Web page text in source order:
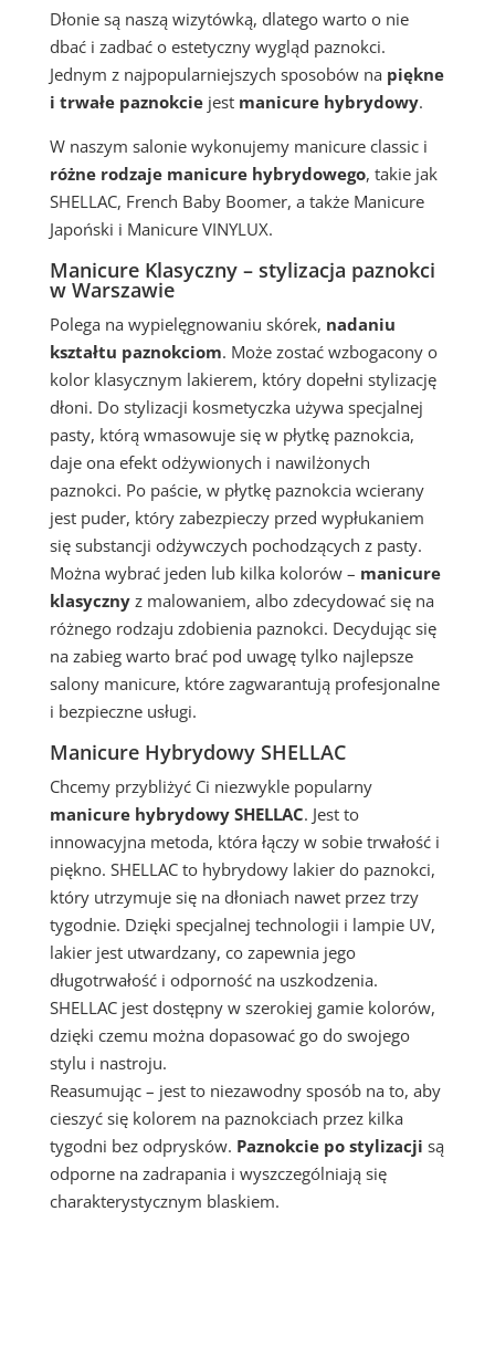
Dłonie są naszą wizytówką, dlatego warto o nie
dbać i zadbać o estetyczny wygląd paznokci.
Jednym z najpopularniejszych sposobów na piękne
i trwałe paznokciejest manicure hybrydowy.
W naszym salonie wykonujemy manicure classic i
różne rodzaje manicure hybrydowego, takie jak
SHELLAC, French Baby Boomer, a także Manicure
Japoński i Manicure VINYLUX.
Manicure Klasyczny – stylizacja paznokci
w Warszawie
Polega na wypielęgnowaniu skórek, nadaniu
kształtu paznokciom. Może zostać wzbogacony o
kolor klasycznym lakierem, który dopełni stylizację
dłoni. Do stylizacji kosmetyczka używa specjalnej
pasty, którą wmasowuje się w płytkę paznokcia,
daje ona efekt odżywionych i nawilżonych
paznokci. Po paście, w płytkę paznokcia wcierany
jest puder, który zabezpieczy przed wypłukaniem
się substancji odżywczych pochodzących z pasty.
Można wybrać jeden lub kilka kolorów – manicure
klasycznyz malowaniem, albo zdecydować się na
różnego rodzaju zdobienia paznokci. Decydując się
na zabieg warto brać pod uwagę tylko najlepsze
salony manicure, które zagwarantują profesjonalne
i bezpieczne usługi.
Manicure Hybrydowy SHELLAC
Chcemy przybliżyć Ci niezwykle popularny
manicure hybrydowy SHELLAC. Jest to
innowacyjna metoda, która łączy w sobie trwałość i
piękno. SHELLAC to hybrydowy lakier do paznokci,
który utrzymuje się na dłoniach nawet przez trzy
tygodnie. Dzięki specjalnej technologii i lampie UV,
lakier jest utwardzany, co zapewnia jego
długotrwałość i odporność na uszkodzenia.
SHELLAC jest dostępny w szerokiej gamie kolorów,
dzięki czemu można dopasować go do swojego
stylu i nastroju.
Reasumując – jest to niezawodny sposób na to, aby
cieszyć się kolorem na paznokciach przez kilka
tygodni bez odprysków. Paznokcie po stylizacji są
odporne na zadrapania i wyszczególniają się
charakterystycznym blaskiem.